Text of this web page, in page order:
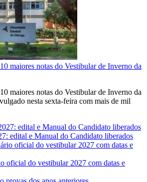
maiores notas do Vestibular de Inverno da
maiores notas do Vestibular de Inverno da
nesta sexta-feira com mais de mil
edital e Manual do Candidato liberados
oficial do vestibular 2027 com datas e